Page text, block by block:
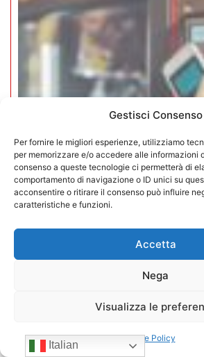
Gestisci Consenso
Per fornire le migliori esperienze, utilizziamo
per memorizzare e/o accedere alle informazioni
consenso a queste tecnologie ci permetterà di
comportamento di navigazione o ID unici su
acconsentire o ritirare il consenso può influire
caratteristiche e funzioni.
Accetta
Nega
Visualizza le
Cookie Policy
apre uno sportello
associati
27/07/2026
Italian